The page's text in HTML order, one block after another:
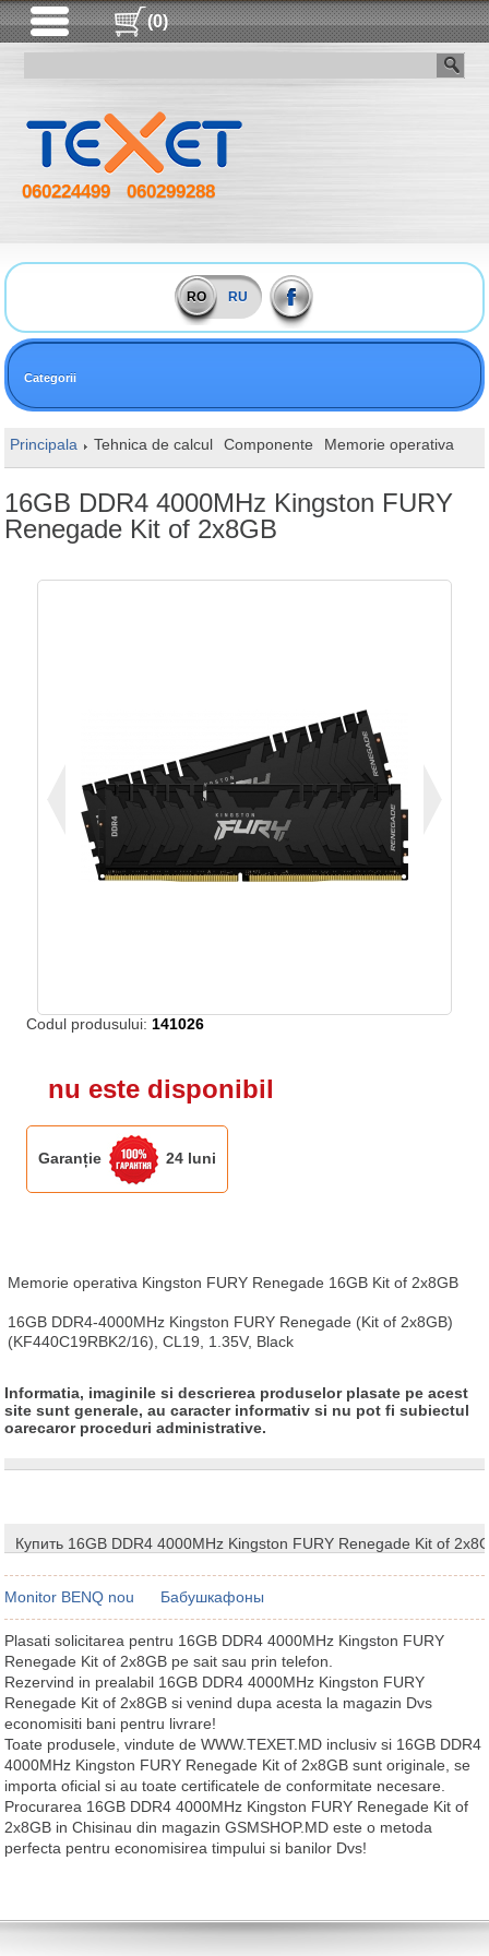
(0)
060224499 060299288
RO RU
Categorii
Principala Tehnica de calcul Componente Memorie operativa
16GB DDR4 4000MHz Kingston FURY
Renegade Kit of 2x8GB
Codul produsului: 141026
nu este disponibil
Garanție 24 luni
Memorie operativa Kingston FURY Renegade 16GB Kit of 2x8GB
16GB DDR4-4000MHz Kingston FURY Renegade (Kit of 2x8GB)
(KF440C19RBK2/16), CL19, 1.35V, Black
Informatia, imaginile si descrierea produselor plasate pe acest
site sunt generale, au caracter informativ si nu pot fi subiectul
oarecaror proceduri administrative.
Купить 16GB DDR4 4000MHz Kingston FURY Renegade Kit of
Monitor BENQ nou Бабушкафоны
Plasati solicitarea pentru 16GB DDR4 4000MHz Kingston FURY
Renegade Kit of 2x8GB pe sait sau prin telefon.
Rezervind in prealabil 16GB DDR4 4000MHz Kingston FURY
Renegade Kit of 2x8GB si venind dupa acesta la magazin Dvs
economisiti bani pentru livrare!
Toate produsele, vindute de WWW.TEXET.MD inclusiv si 16GB DDR4
4000MHz Kingston FURY Renegade Kit of 2x8GB sunt originale, se
importa oficial si au toate certificatele de conformitate necesare.
Procurarea 16GB DDR4 4000MHz Kingston FURY Renegade Kit of
2x8GB in Chisinau din magazin GSMSHOP.MD este o metoda
perfecta pentru economisirea timpului si banilor Dvs!